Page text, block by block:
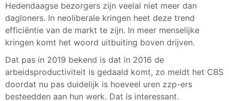
Hedendaagse bezorgers zijn veelal niet meer dan
dagloners. In neoliberale kringen heet deze trend
efficiëntie van de markt te zijn. In meer menselijke
kringen komt het woord uitbuiting boven drijven.
Dat pas in 2019 bekend is dat in 2016 de
arbeidsproductiviteit is gedaald komt, zo meldt het CBS
doordat nu pas duidelijk is hoeveel uren zzp-ers
besteedden aan hun werk. Dat is interessant.